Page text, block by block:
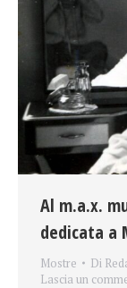
Al m.a.x.
dedicata a
Mostre Di
Lascia un